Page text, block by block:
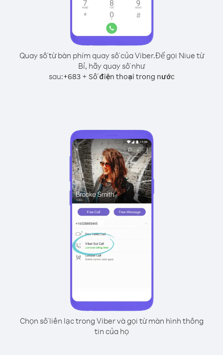
Quay số từ bàn phím quay số của Viber.Để gọi Niue từ
Bỉ, hãy quay số như
sau:+683+ Số điện thoại trong nước
Chọn số liên lạc trong Viber và gọi từ màn hình thông
tin của họ